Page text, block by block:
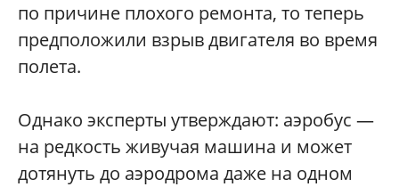
по причине плохого ремонта, то теперь
предположили взрыв двигателя во время
полета.
Однако эксперты утверждают: аэробус —
на редкость живучая машина и может
дотянуть до аэродрома даже на одном